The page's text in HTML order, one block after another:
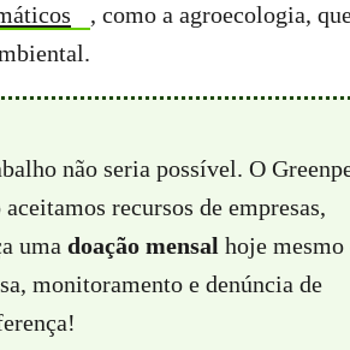
, como a agroecologia,
não seria possível. O
recursos de empresas,
uma doação mensal hoje mesmo
monitoramento e denúncia de